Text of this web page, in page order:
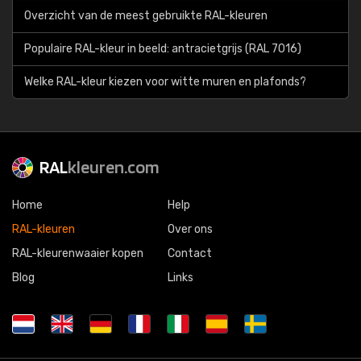
Overzicht van de meest gebruikte RAL-kleuren
Populaire RAL-kleur in beeld: antracietgrijs (RAL 7016)
Welke RAL-kleur kiezen voor witte muren en plafonds?
RALkleuren.com
Home
RAL-kleuren
RAL-kleurenwaaier kopen
Blog
Help
Over ons
Contact
Links